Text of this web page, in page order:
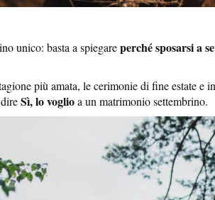
unico: basta a spiegareperché sposarsi a
più amata, le cerimonie di fine estate
direSì, lo voglioa un matrimonio settembrino.